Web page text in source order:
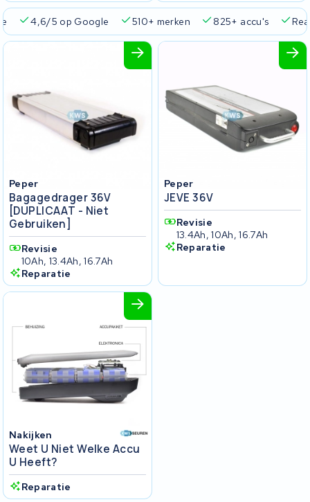
4,6/5 op Google 510+ merken 825+ accu's
Peper
Bagagedrager 36V
[DUPLICAAT - Niet
Gebruiken]
Revisie
10Ah, 13.4Ah, 16.7Ah
Reparatie
Peper
JEVE 36V
Revisie
13.4Ah, 10Ah, 16.7Ah
Reparatie
Nakijken
Weet U Niet Welke Accu
U Heeft?
Reparatie